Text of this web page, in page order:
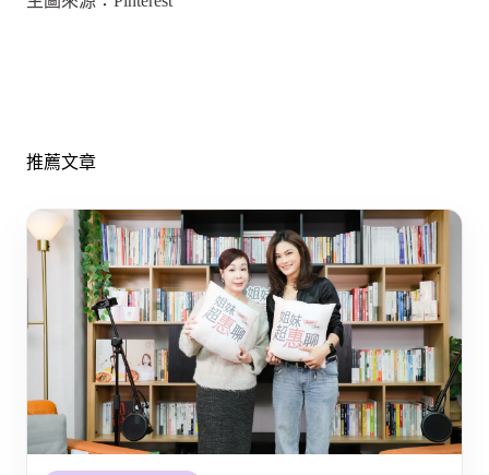
推薦文章